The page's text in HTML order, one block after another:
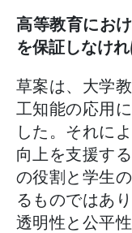
高等教育にお
を保証しなけ
草案は、大学
工知能の応用
した。それに
向上を支援す
の役割と学生
るものではあ
透明性と公平